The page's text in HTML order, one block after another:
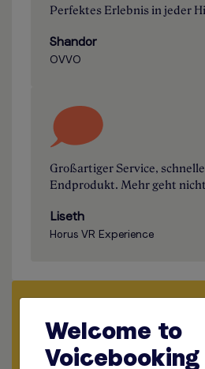
Perfektes Erlebnis in jeder
Shandor
OVVO
Großartiger Service,
Endprodukt. Mehr geht
Liseth
Horus VR Experience
Medium Wählen
​​​
Welcome to
Voicebooking